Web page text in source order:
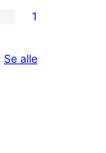
1
Se alleomtalene